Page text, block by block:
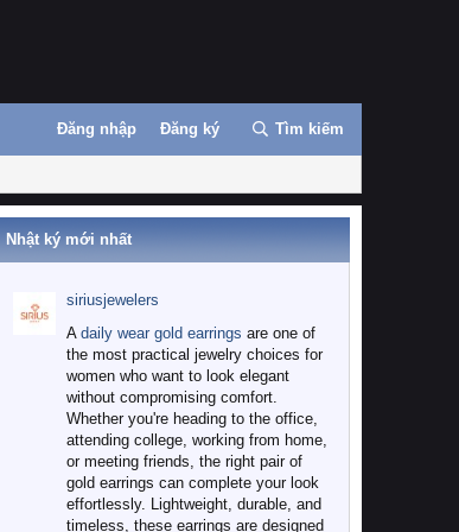
Đăng nhập Đăng ký Tìm kiếm
Nhật ký mới nhất
siriusjewelers
A daily wear gold earrings are one of
the most practical jewelry choices for
women who want to look elegant
without compromising comfort.
Whether you're heading to the office,
attending college, working from home,
or meeting friends, the right pair of
gold earrings can complete your look
effortlessly. Lightweight, durable, and
timeless, these earrings are designed